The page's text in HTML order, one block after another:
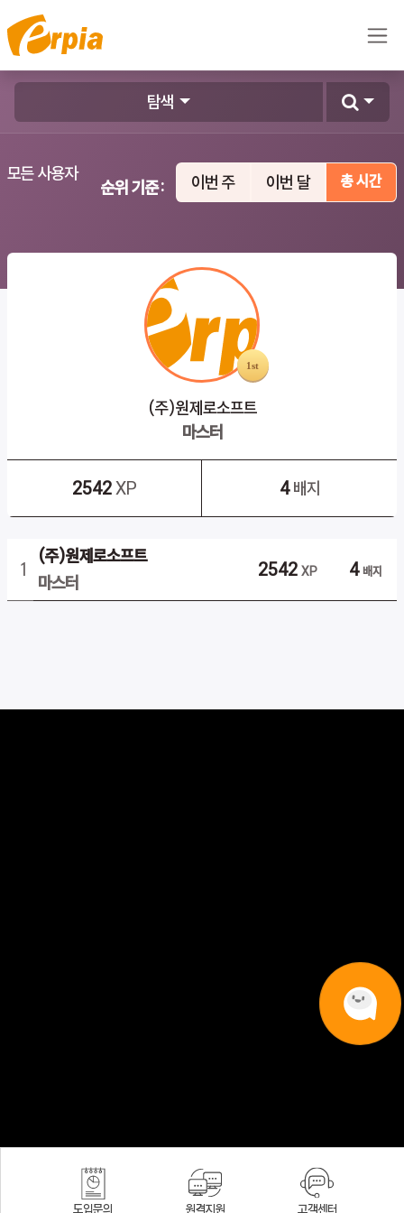
콘텐츠로 건너뛰기
탐색
모든 사용자
순위 기준: 이번 주 이번 달 총 시간
(주)원제로소프트
마스터
2542XP 4 배지
1
(주)원제로소프트
마스터
2542 XP 4 배지
도입문의 원격지원 고객센터